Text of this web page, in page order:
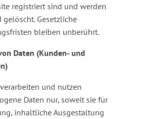
registriert sind und werden
Gesetzliche
bleiben unberührt.
Daten (Kunden- und
und nutzen
Daten nur, soweit sie für
inhaltliche Ausgestaltung